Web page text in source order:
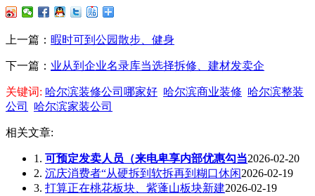
上一篇： 暇时可到公园散步、健身
下一篇： 业从到企业名录库当选择拆修、建材发卖企
关键词: 哈尔滨装修公司哪家好 哈尔滨商业装修 哈尔滨整装
公司
哈尔滨家装公司
相关文章:
1. 可预定发卖人员（来电卑享内部优惠勾当2026-02-20
2. 沉庆消费者“从硬拆到软拆再到糊口休闲2026-02-19
3. 打算正在桃花板块、紫蓬山板块新建2026-02-19